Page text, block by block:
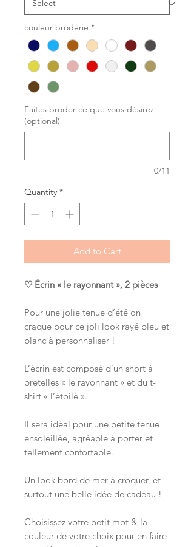
couleur broderie *
Faites broder ce que vous désirez
(optional)
0/11
Quantity *
Add to Cart
♡ Écrin « le rayonnant », 2 pièces
Pour une jolie tenue d’été on
craque pour ce joli look rayé bleu et
blanc à personnaliser !
L’écrin est composé d’un short à
bretelles « le rayonnant » et du t-
shirt « l’étoilé ».
Il sera idéal pour une petite tenue
ensoleillée, agréable à porter et
tellement confortable.
Un look bord de mer à croquer, et
surtout une belle idée de cadeau !
Choisissez votre petit mot & la
couleur de votre choix pour en faire